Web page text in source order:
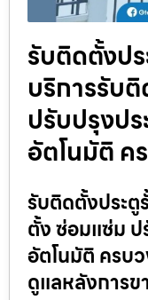
รับติดตั้งป
บริการรับ
ปรับปรุงปร
อัตโนมัติ ค
รับติดตั้งประตู
ตั้ง ซ่อมแซ่ม ป
อัตโนมัติ ครบ
ดูแลหลังการข